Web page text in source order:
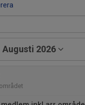
Augusti 2026